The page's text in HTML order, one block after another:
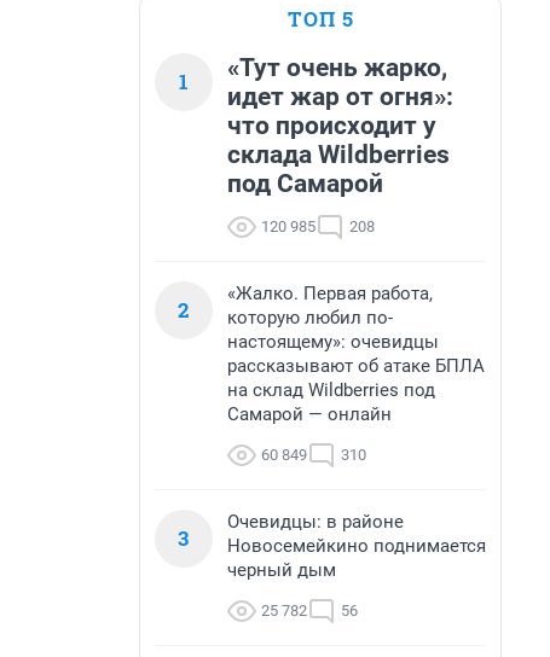
ТОП 5
1
«Тут очень жарко,
идет жар от огня»:
что происходит у
склада Wildberries
под Самарой
120 985 208
2
«Жалко. Первая работа,
которую любил по-
настоящему»: очевидцы
рассказывают об атаке БПЛА
на склад Wildberries под
Самарой — онлайн
60 849 310
3
Очевидцы: в районе
Новосемейкино поднимается
черный дым
25 782 56